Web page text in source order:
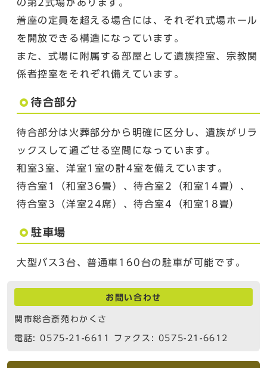
の第2式場があります。
着座の定員を超える場合には、それぞれ式場ホール
を開放できる構造になっています。
また、式場に附属する部屋として遺族控室、宗教関
係者控室をそれぞれ備えています。
待合部分
待合部分は火葬部分から明確に区分し、遺族がリラ
ックスして過ごせる空間になっています。
和室3室、洋室1室の計4室を備えています。
待合室1（和室36畳）、待合室2（和室14畳）、
待合室3（洋室24席）、待合室4（和室18畳）
駐車場
大型バス3台、普通車160台の駐車が可能です。
お問い合わせ
関市総合斎苑わかくさ
電話: 0575-21-6611 ファクス: 0575-21-6612